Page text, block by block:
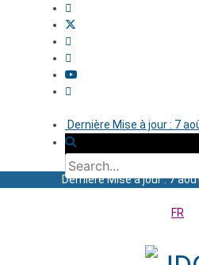
Dernière Mise à jour : 7
Dernière Mise à jour : 7
FR